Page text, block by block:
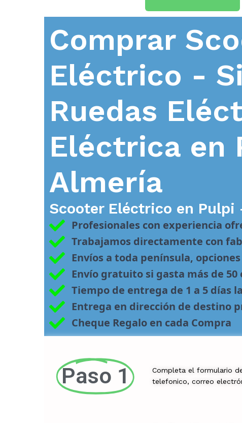
Comprar
Eléctrico -
Ruedas
Eléctrica en
Almería
Scooter Eléctrico en Pulpi
Profesionales con experiencia
Trabajamos directamente con
Envíos a toda península,
Envío gratuito si gasta más de 50
Tiempo de entrega de 1 a 5 días
Entrega en dirección de destino
Cheque Regalo en cada Compra
Paso 1
Completa el formulario
telefonico, correo